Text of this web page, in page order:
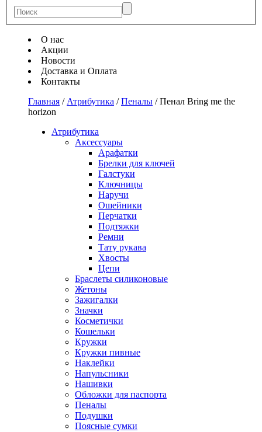
О нас
Акции
Новости
Доставка и Оплата
Контакты
Главная / Атрибутика /Пеналы /Пенал Bring mе the
horizon
Атрибутика
Аксессуары
Арафатки
Брелки для ключей
Галстуки
Ключницы
Наручи
Ошейники
Перчатки
Подтяжки
Ремни
Тату рукава
Хвосты
Цепи
Браслеты силиконовые
Жетоны
Зажигалки
Значки
Косметички
Кошельки
Кружки
Кружки пивные
Наклейки
Напульсники
Нашивки
Обложки для паспорта
Пеналы
Подушки
Поясные сумки